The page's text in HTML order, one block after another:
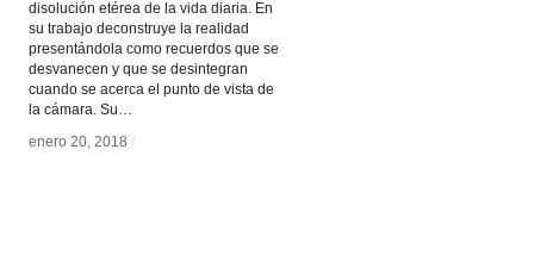
disolución etérea de la vida diaria. En
su trabajo deconstruye la realidad
presentándola como recuerdos que se
desvanecen y que se desintegran
cuando se acerca el punto de vista de
la cámara. Su…
enero 20, 2018 /
enero 20, 2018 /